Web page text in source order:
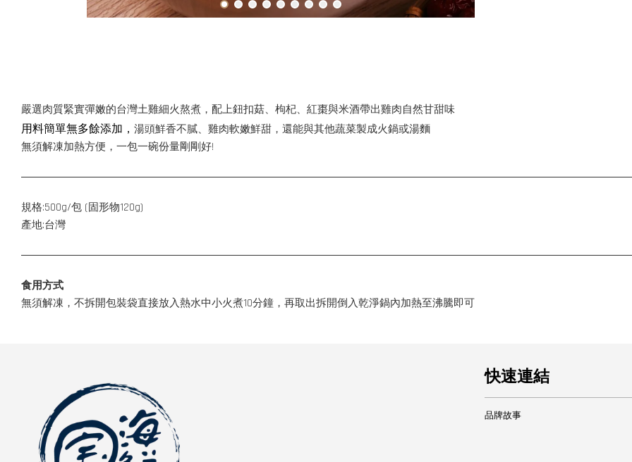
嚴選肉質緊實彈嫩的台灣土雞細火熬煮，配上鈕扣菇、枸杞、紅棗與米酒帶出雞肉自然甘甜味
用料簡單無多餘添加， 湯頭鮮香不膩、雞肉軟嫩鮮甜，還能與其他蔬菜製成火鍋或湯麵
無須解凍加熱方便，一包一碗份量剛剛好!
規格:500g/包 (固形物120g)
產地:台灣
食用方式
無須解凍，不拆開包裝袋直接放入熱水中小火煮10分鐘，再取出拆開倒入乾淨鍋內加熱至沸騰即可
快速連結
品牌故事